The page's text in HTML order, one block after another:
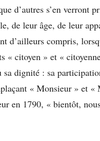
d’autres s’en verront
de leur âge, de leur
d’ailleurs compris,
« citoyen » et «
dignité : sa
« Monsieur » et «
en 1790, « bientôt,